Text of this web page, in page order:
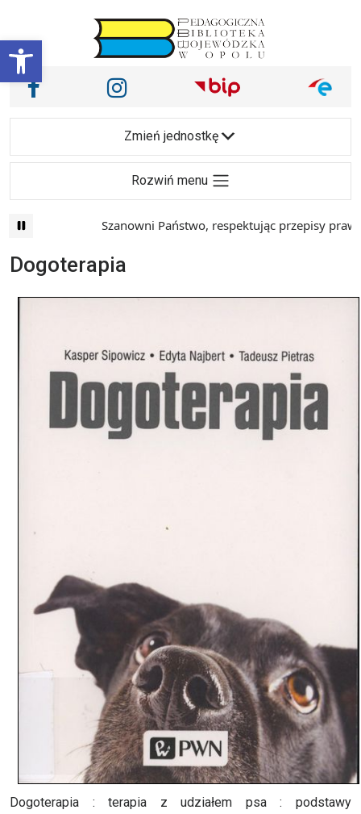
Otwórz pasek narzędzi
Main Navigation
Nasze media społecznościowe i inne
Facebook Instagram
Zmień jednostkę
Rozwiń menu
Szanowni Państwo, respektując przepisy prawa
Dogoterapia
Dogoterapia : terapia z udziałem psa : podstawy